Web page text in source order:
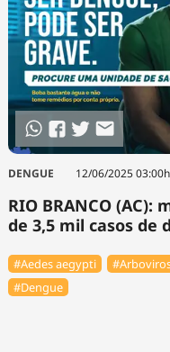
DENGUE 12/06/2025 03:00h
RIO BRANCO
de 3,5 mil casos de
#Aedes aegypti
#Dengue